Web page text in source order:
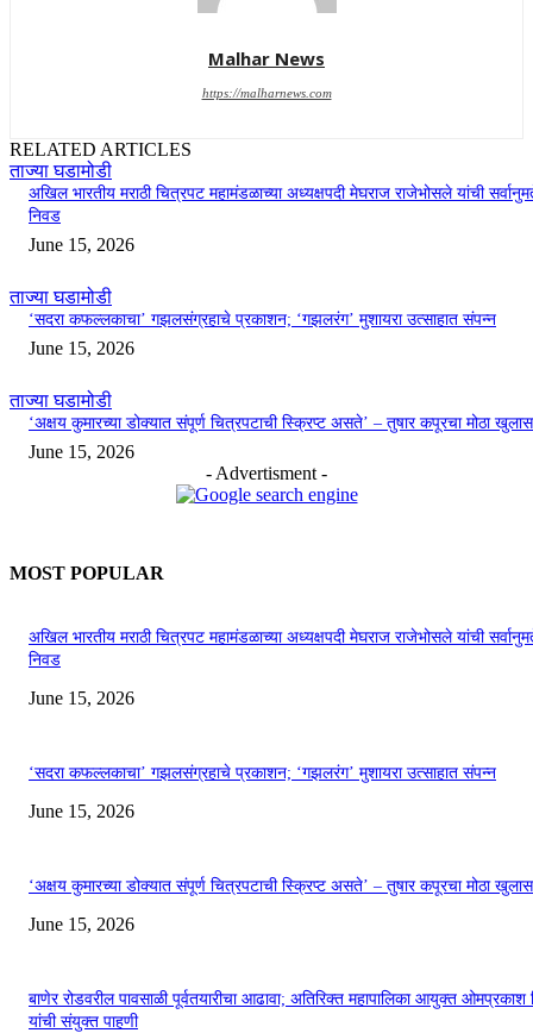
Malhar News
https://malharnews.com
RELATED ARTICLES
ताज्या घडामोडी
अखिल भारतीय मराठी चित्रपट महामंडळाच्या अध्यक्षपदी मेघराज राजेभोसले यांची
निवड
June 15, 2026
ताज्या घडामोडी
‘सदरा कफल्लकाचा’ गझलसंग्रहाचे प्रकाशन; ‘गझलरंग’ मुशायरा उत्साहात संपन्न
June 15, 2026
ताज्या घडामोडी
‘अक्षय कुमारच्या डोक्यात संपूर्ण चित्रपटाची स्क्रिप्ट असते’ – तुषार कपूरचा मोठा
June 15, 2026
- Advertisment -
MOST POPULAR
अखिल भारतीय मराठी चित्रपट महामंडळाच्या अध्यक्षपदी मेघराज राजेभोसले यांची
निवड
June 15, 2026
‘सदरा कफल्लकाचा’ गझलसंग्रहाचे प्रकाशन; ‘गझलरंग’ मुशायरा उत्साहात संपन्न
June 15, 2026
‘अक्षय कुमारच्या डोक्यात संपूर्ण चित्रपटाची स्क्रिप्ट असते’ – तुषार कपूरचा मोठा
June 15, 2026
बाणेर रोडवरील पावसाळी पूर्वतयारीचा आढावा; अतिरिक्त महापालिका आयुक्त ओमप्रकाश
यांची संयुक्त पाहणी